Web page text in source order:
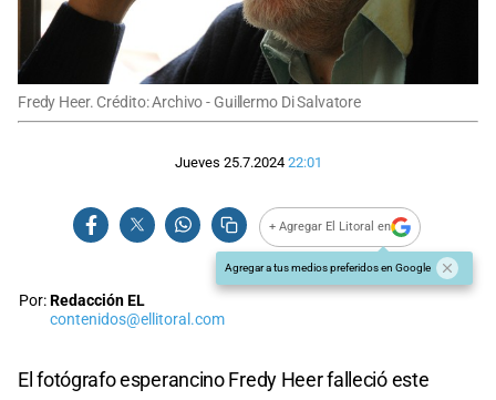
Fredy Heer. Crédito: Archivo - Guillermo Di Salvatore
Jueves 25.7.2024 22:01
+ Agregar El Litoral en
Agregar a tus medios preferidos en Google
Por:Redacción EL
contenidos@ellitoral.com
El fotógrafo esperancino Fredy Heer falleció este